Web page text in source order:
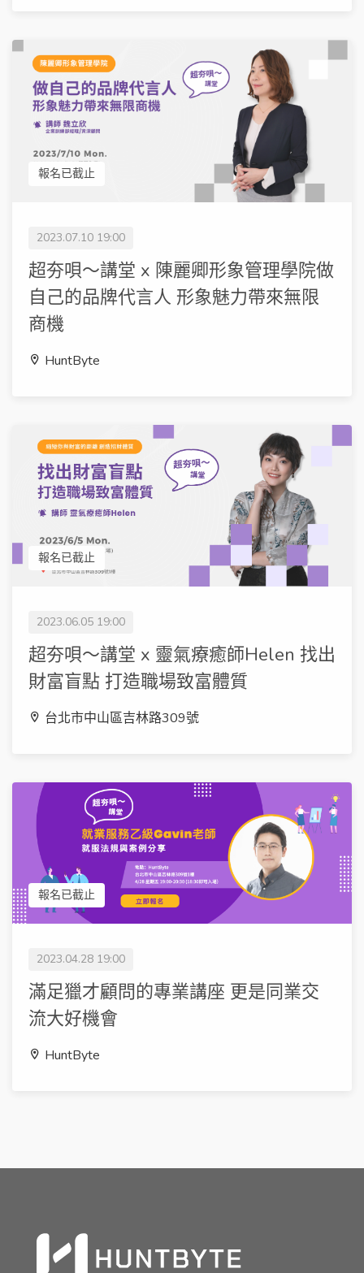
報名已截止
2023.07.10 19:00
超夯唄～講堂 x 陳麗卿形象管理學院做
自己的品牌代言人 形象魅力帶來無限
商機
HuntByte
報名已截止
2023.06.05 19:00
超夯唄～講堂 x 靈氣療癒師Helen 找出
財富盲點 打造職場致富體質
台北市中山區吉林路309號
報名已截止
2023.04.28 19:00
滿足獵才顧問的專業講座 更是同業交
流大好機會
HuntByte